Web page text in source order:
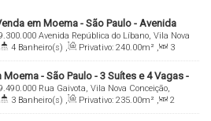
em Moema - São Paulo - Avenida
Avenida República do Líbano, Vila Nova
Moema, São Paulo, São Paulo, Brasil
4 Banheiro(s) , Privativo: 240.00m² ,
3
, Total: 240.00m² , 4 Vaga(s) ,
Útil:
- São Paulo - 3 Suítes e 4 Vagas -
- SP
Rua Gaivota, Vila Nova Conceição,
Paulo, São Paulo, Brasil
3 Banheiro(s) , Privativo: 235.00m² ,
2
, Total: 235.00m² , 4 Vaga(s) ,
Útil: